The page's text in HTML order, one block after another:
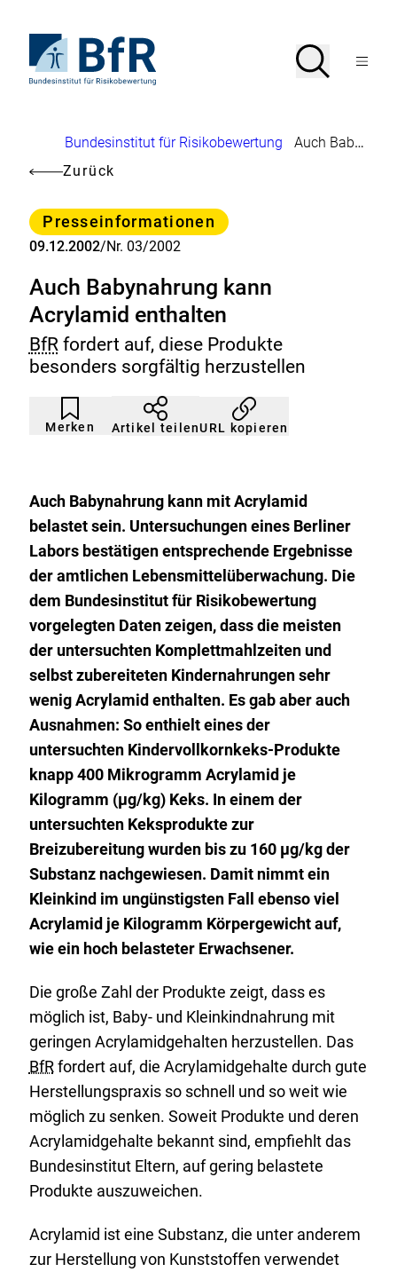
Seiteninhalt
springenStartseite
von
Suche
SucheMenü
Brotkrumennavigation
Bundesinstitut für Risikobewertung
Auch Babynahrung kann Acrylamid enthalten
Zurück
Kategorie
Presseinformationen
09.12.2002/Nr. 03/2002
Auch Babynahrung kann
Acrylamid enthalten
BfRfordert auf, diese Produkte
besonders sorgfältig herzustellen
Merken
Artikel
nicht
gemerkt
Durch
Klicken
der
Artikel teilenURL kopieren
Auch Babynahrung kann mit Acrylamid
belastet sein. Untersuchungen eines Berliner
Labors bestätigen entsprechende Ergebnisse
der amtlichen Lebensmittelüberwachung. Die
dem Bundesinstitut für Risikobewertung
vorgelegten Daten zeigen, dass die meisten
der untersuchten Komplettmahlzeiten und
selbst zubereiteten Kindernahrungen sehr
wenig Acrylamid enthalten. Es gab aber auch
Ausnahmen: So enthielt eines der
untersuchten Kindervollkornkeks-Produkte
knapp 400 Mikrogramm Acrylamid je
Kilogramm (µg/kg) Keks. In einem der
untersuchten Keksprodukte zur
Breizubereitung wurden bis zu 160 µg/kg der
Substanz nachgewiesen. Damit nimmt ein
Kleinkind im ungünstigsten Fall ebenso viel
Acrylamid je Kilogramm Körpergewicht auf,
wie ein hoch belasteter Erwachsener.
Die große Zahl der Produkte zeigt, dass es
möglich ist, Baby- und Kleinkindnahrung mit
geringen Acrylamidgehalten herzustellen. Das
BfRfordert auf, die Acrylamidgehalte durch gute
Herstellungspraxis so schnell und so weit wie
möglich zu senken. Soweit Produkte und deren
Acrylamidgehalte bekannt sind, empfiehlt das
Bundesinstitut Eltern, auf gering belastete
Produkte auszuweichen.
Acrylamid ist eine Substanz, die unter anderem
zur Herstellung von Kunststoffen verwendet